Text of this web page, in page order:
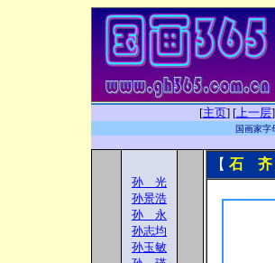
[主页] [上一层]
国画家字
孙 光
孙景浩
孙 永
孙志均
孙玉敏
【 石 齐